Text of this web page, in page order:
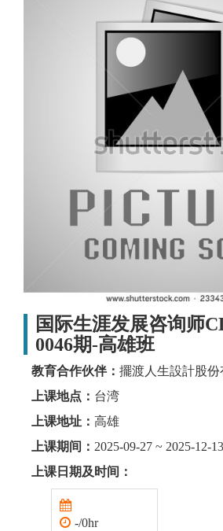
国际生涯发展咨询师
0046期-高雄班
教育合作伙伴： 擺渡人生設計股份
上课地点： 台湾
上课地址： 高雄
上课期间： 2025-09-27 ~ 2025-12-13
上课日期及时间：
-/0hr